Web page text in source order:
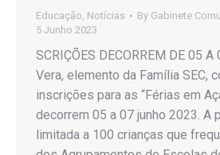
Educação, Notícias By Gabinete
5 Junho 2023
SCRIÇÕES DECORREM DE 05
Vera, elemento da Família SEC,
inscrições para as “Férias em
decorrem 05 a 07 junho 2023. A
limitada a 100 crianças que